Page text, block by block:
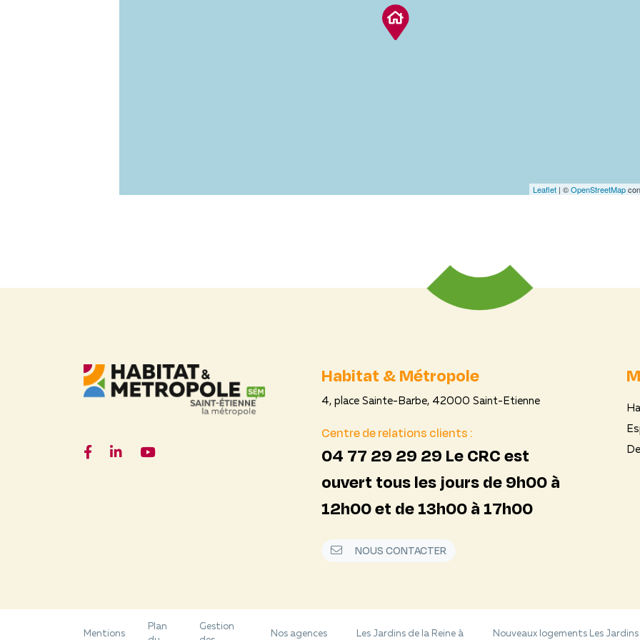
Leaflet | ©OpenStreetMap
FacebookLinkedInYouTube
Habitat & Métropole
4, place Sainte-Barbe, 42000 Saint-Etienne
Centre de relations clients :
04 77 29 29 29 Le CRC est
ouvert tous les jours de 9h00 à
12h00 et de 13h00 à 17h00
NOUS CONTACTER
Mentions
Plan
Gestion
Nos agences Les Jardins de la Reine à Nouveaux logements Les Jardins